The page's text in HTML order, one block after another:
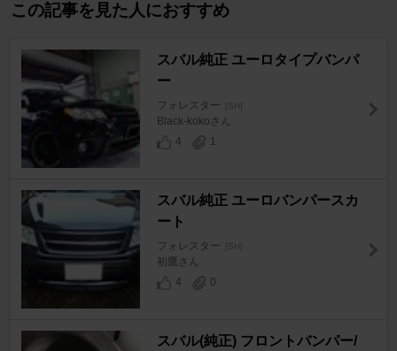
この記事を見た人におすすめ
スバル純正 ユーロタイプバンパ
ー
フォレスター [SH]
Black-kokoさん
4
1
スバル純正 ユーロバンパースカ
ート
フォレスター [SH]
初鷹さん
4
0
スバル(純正) フロントバンパー/